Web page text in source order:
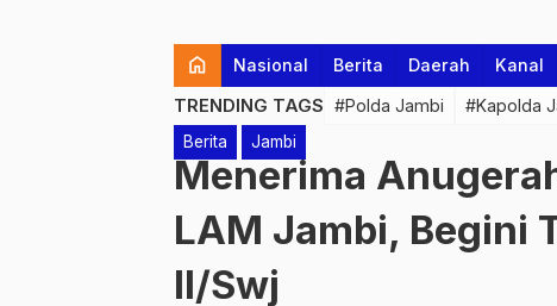
home Nasional Berita Daerah Kanal
TRENDING TAGS #Polda Jambi #Kapolda
Berita Jambi
Menerima
LAM Jambi, Begini
II/Swj